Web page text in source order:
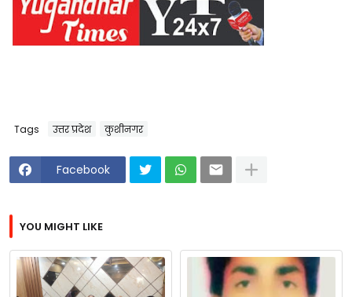
Tags उत्तर प्रदेश कुशीनगर
Facebook
YOU MIGHT LIKE